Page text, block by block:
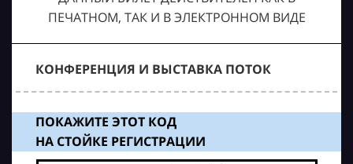
ПЕЧАТНОМ, ТАК И В ЭЛЕКТРОННОМ ВИДЕ
КОНФЕРЕНЦИЯ И ВЫСТАВКА ПОТОК
ПОКАЖИТЕ ЭТОТ КОД
НА СТОЙКЕ РЕГИСТРАЦИИ